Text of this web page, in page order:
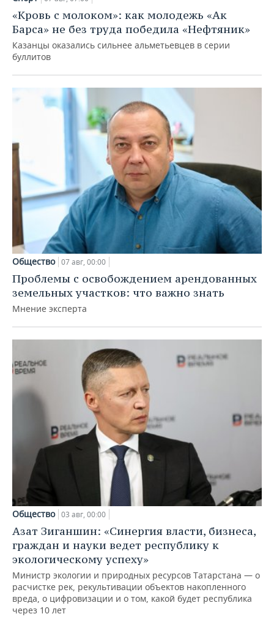
«Кровь с молоком»: как молодежь «Ак
Барса» не без труда победила «Нефтяник»
Казанцы оказались сильнее альметьевцев в серии
буллитов
Общество 07 авг, 00:00
Проблемы с освобождением арендованных
земельных участков: что важно знать
Мнение эксперта
Общество 03 авг, 00:00
Азат Зиганшин: «Синергия власти, бизнеса,
граждан и науки ведет республику к
экологическому успеху»
Министр экологии и природных ресурсов Татарстана — о
расчистке рек, рекультивации объектов накопленного
вреда, о цифровизации и о том, какой будет республика
через 10 лет